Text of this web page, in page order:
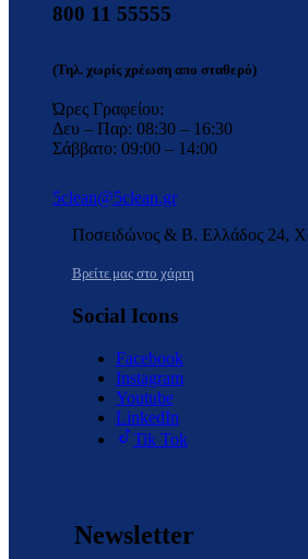
800 11 55555
(Τηλ. χωρίς χρέωση απο σταθερό)
Ώρες Γραφείου:
Δευ – Παρ: 08:30 – 16:30
Σάββατο: 09:00 – 14:00
5clean@5clean.gr
Ποσειδώνος & Β. Ελλάδος 24,
Βρείτε μας στο χάρτη
Social Icons
Facebook
Instagram
Youtube
LinkedIn
Tik Tok
Newsletter